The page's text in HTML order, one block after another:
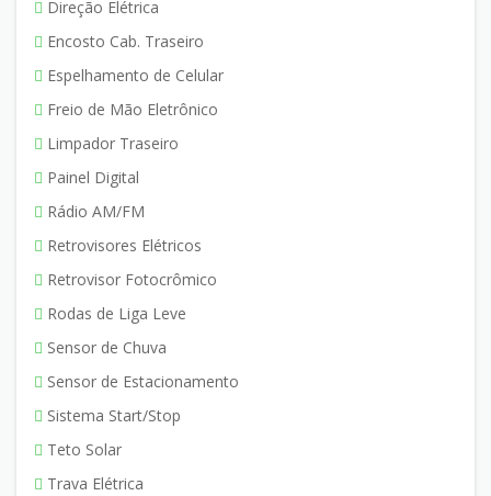
Direção Elétrica
Encosto Cab. Traseiro
Espelhamento de Celular
Freio de Mão Eletrônico
Limpador Traseiro
Painel Digital
Rádio AM/FM
Retrovisores Elétricos
Retrovisor Fotocrômico
Rodas de Liga Leve
Sensor de Chuva
Sensor de Estacionamento
Sistema Start/Stop
Teto Solar
Trava Elétrica